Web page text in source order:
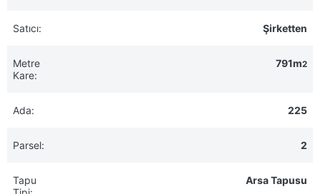
Satıcı: Şirketten
Metre
Kare:
791m2
Ada: 225
Parsel: 2
Tapu
Arsa Tapusu